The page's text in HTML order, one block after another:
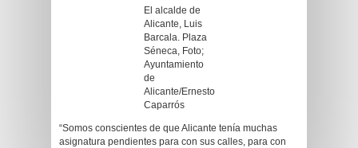
El alcalde de
Alicante, Luis
Barcala. Plaza
Séneca, Foto;
Ayuntamiento
de
Alicante/Ernesto
Caparrós
“Somos conscientes de que Alicante tenía muchas
asignatura pendientes para con sus calles, para con